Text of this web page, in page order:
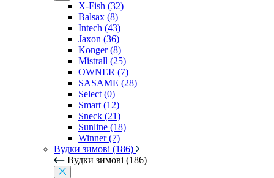
X-Fish (32)
Balsax (8)
Intech (43)
Jaxon (36)
Konger (8)
Mistrall (25)
OWNER (7)
SASAME (28)
Select (0)
Smart (12)
Sneck (21)
Sunline (18)
Winner (7)
Вудки зимові (186)
Вудки зимові (186)